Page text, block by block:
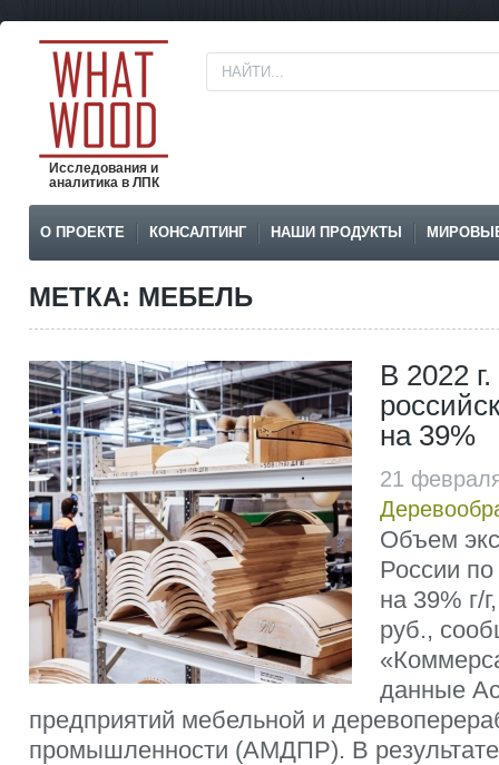
Исследования и
аналитика в ЛПК
О ПРОЕКТЕ КОНСАЛТИНГ НАШИ ПРОДУКТЫ
МЕТКА: МЕБЕЛЬ
В 2022 г.
на 39%
21
Объем
России по
на 39% г/
руб.,
данные
предприятий мебельной и
промышленности (АМДПР). В результате